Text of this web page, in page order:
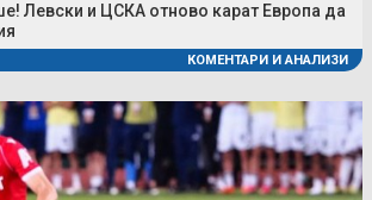
Левски и ЦСКА отново карат Европа да
КОМЕНТАРИ И АНАЛИЗИ